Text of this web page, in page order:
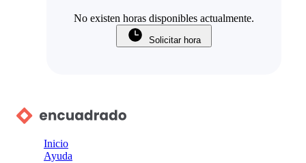
No existen horas disponibles actualmente.
Solicitar hora
Inicio
Ayuda